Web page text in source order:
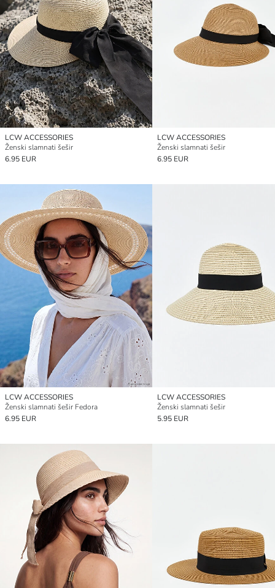
LCW ACCESSORIES
Ženski slamnati šešir
6.95 EUR
LCW ACCESSORIES
Ženski slamnati šešir
6.95 EUR
LCW ACCESSORIES
Ženski slamnati šešir Fedora
6.95 EUR
LCW ACCESSORIES
Ženski slamnati šešir
5.95 EUR